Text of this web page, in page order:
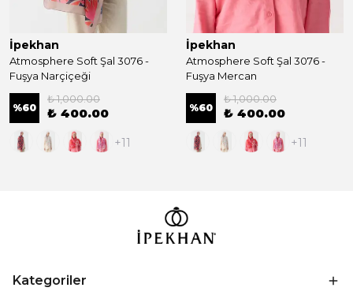
İpekhan
Atmosphere Soft Şal 3076 -
Fuşya Narçiçeği
%60
₺ 1,000.00
₺ 400.00
+11
İpekhan
Atmosphere Soft Şal 3076 -
Fuşya Mercan
%60
₺ 1,000.00
₺ 400.00
+11
Kategoriler